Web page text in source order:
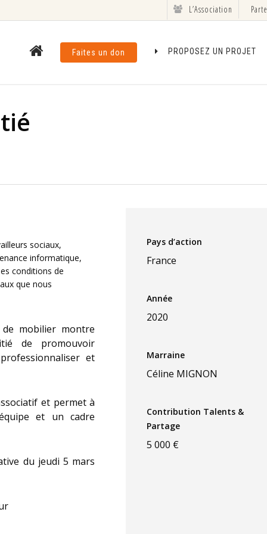
L’Association
Faites un don PROPOSEZ UN PROJET
sociaux,
informatique,
conditions de
que nous
mobilier montre
de promouvoir
et
et permet à
et un cadre
du jeudi 5 mars
Pays d’action
France
Année
2020
Marraine
Céline MIGNON
Contribution Talents &
Partage
5 000 €